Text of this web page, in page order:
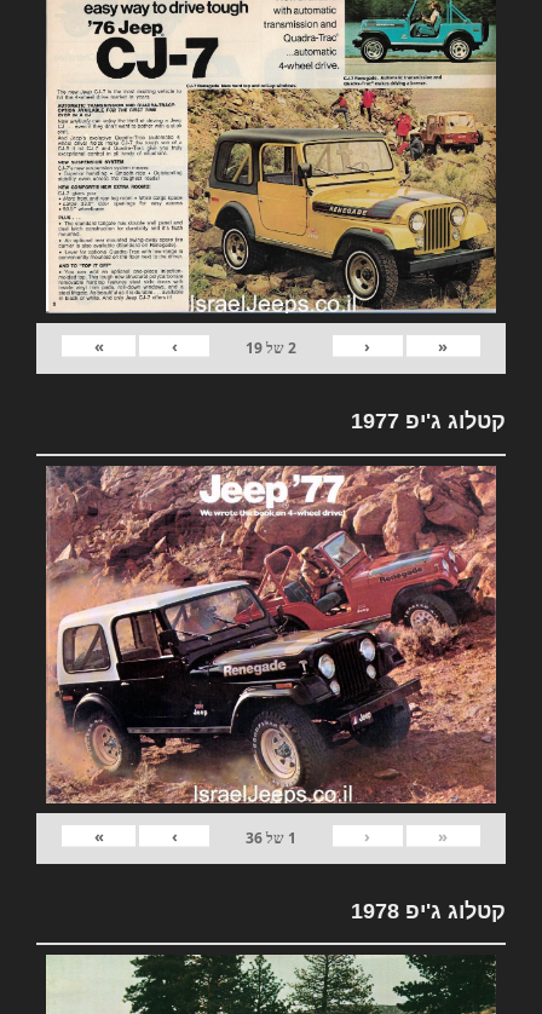
«
‹
2של19
›
»
קטלוג ג'יפ 1977
«
‹
1 של36
›
»
קטלוג ג'יפ 1978